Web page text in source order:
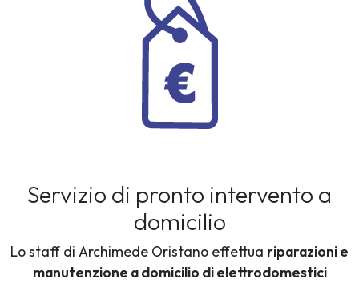
Servizio di pronto intervento a
domicilio
Lo staff di Archimede Oristano effettua riparazioni e
manutenzione a domicilio di elettrodomestici